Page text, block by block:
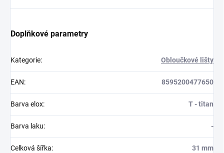
Doplňkové parametry
Kategorie: Obloučkové lišty
EAN: 8595200477650
Barva elox: T - titan
Barva laku: -
Celková šířka: 31 mm